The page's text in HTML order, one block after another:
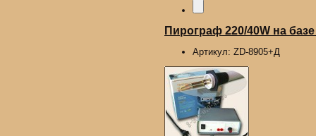
Пирограф 220/40W на
Артикул: ZD-8905+Д